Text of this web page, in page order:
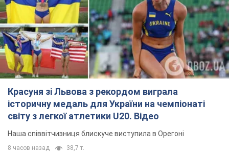
Красуня зі Львова з рекордом виграла
історичну медаль для України на чемпіонаті
світу з легкої атлетики U20. Відео
Наша співвітчизниця блискуче виступила в Орегоні
8 часов назад 38,7 т.